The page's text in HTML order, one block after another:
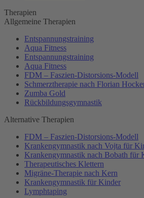
Therapien
Allgemeine Therapien
Entspannungstraining
Aqua Fitness
Entspannungstraining
Aqua Fitness
FDM – Faszien-Distorsions-Modell
Schmerztherapie nach Florian
Zumba Gold
Rückbildungsgymnastik
Alternative Therapien
FDM – Faszien-Distorsions-Modell
Krankengymnastik nach Vojta für
Krankengymnastik nach Bobath für
Therapeutisches Klettern
Migräne-Therapie nach Kern
Krankengymnastik für Kinder
Lymphtaping